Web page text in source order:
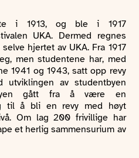
i 1913, og ble i 1917
UKA. Dermed regnes
hjertet av UKA. Fra 1917
men studentene har, med
1941 og 1943, satt opp revy
av studentbyen
gått fra å være en
til å bli en revy med høyt
Om lag 200 frivillige har
et herlig sammensurium av